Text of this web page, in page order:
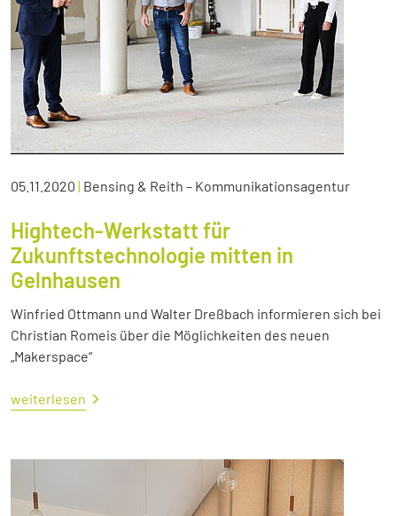
05.11.2020 | Bensing & Reith – Kommunikationsagentur
Hightech-Werkstatt für
Zukunftstechnologie mitten in
Gelnhausen
Winfried Ottmann und Walter Dreßbach informieren sich bei
Christian Romeis über die Möglichkeiten des neuen
„Makerspace“
weiterlesen